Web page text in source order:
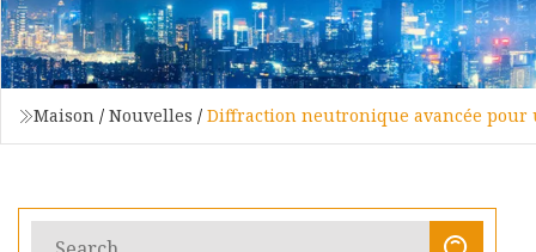
Maison / Nouvelles / Diffraction neutronique avancée pour